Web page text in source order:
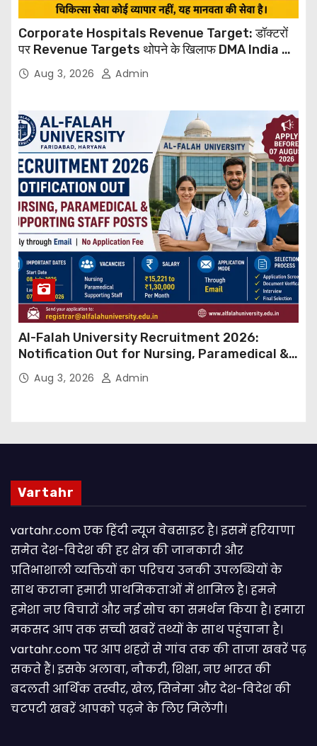
Corporate Hospitals Revenue Target: डॉक्टरों
पर Revenue Targets थोपने के खिलाफ DMA India का
बड़ा कदम, NHRC से Suo Motu जांच की मांग
Aug 3, 2026 Admin
Al-Falah University Recruitment 2026:
Notification Out for Nursing, Paramedical &
Supporting Staff Posts, Apply Through Email
Aug 3, 2026 Admin
Vartahr
vartahr.com एक हिंदी न्यूज वेबसाइट है। इसमें हरियाणा
समेत देश-विदेश की हर क्षेत्र की जानकारी और
प्रतिभाशाली व्यक्तियों का परिचय उनकी उपलब्धियों के
साथ कराना हमारी प्राथमिकताओं में शामिल है। हमने
हमेशा नए विचारों और नई सोच का समर्थन किया है। हमारा
मकसद आप तक सच्ची खबरें तथ्यों के साथ पहुंचाना है।
vartahr.com पर आप शहरों से गांव तक की ताजा खबरें पढ़
सकते हैं। इसके अलावा, नौकरी, शिक्षा, नए भारत की
बदलती आर्थिक तस्वीर, खेल, सिनेमा और देश-विदेश की
चटपटी खबरें आपकाे पढ़ने के लिए मिलेंगी।